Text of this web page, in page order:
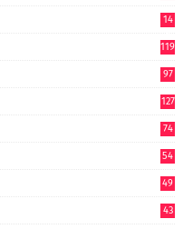
14
119
97
127
74
54
49
43